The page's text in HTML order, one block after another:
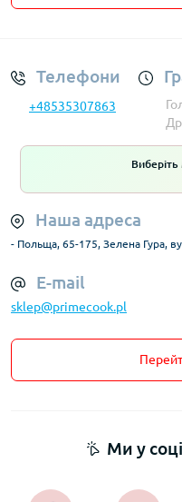
Телефони
+48535307863
Наша адреса
- Польща, 65-175, Зелена Гура,
E-mail
sklep@primecook.pl
Ми у